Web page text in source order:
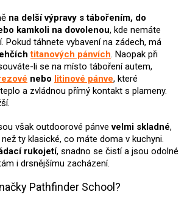
k
y
v
ý
p
i
s
u
na delší výpravy s tábořením, do
kamkoli na dovolenou, kde nemáte
Pokud táhnete vybavení na zádech, má
titanových pánvích. Naopak při
li se na místo táboření autem,
nebo litinové pánve, které
a zvládnou přímý kontakt s plameny.
však outdoorové pánve velmi skladné,
ty klasické, co máte doma v kuchyni.
rukojetí, snadno se čistí a jsou odolné
i drsnějšímu zacházení.
Pathfinder School?